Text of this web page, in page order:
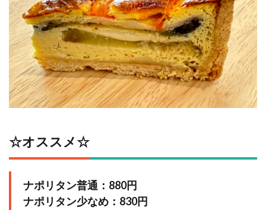
☆オススメ☆
ナポリタン普通：880円
ナポリタン少なめ：830円